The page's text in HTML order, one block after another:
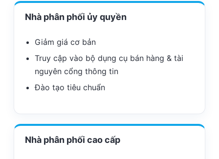
Nhà phân phối ủy quyền
Giảm giá cơ bản
Truy cập vào bộ dụng cụ bán hàng & tài
nguyên cổng thông tin
Đào tạo tiêu chuẩn
Nhà phân phối cao cấp